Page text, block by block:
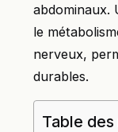
abdominaux.
le
nerveux,
durables.
Table